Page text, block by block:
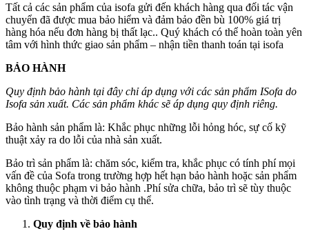
Tất cả các sản phẩm của isofa gửi đến khách hàng qua đối tác vận
chuyển đã được mua bảo hiểm và đảm bảo đền bù 100% giá trị
hàng hóa nếu đơn hàng bị thất lạc.. Quý khách có thể hoàn toàn yên
tâm với hình thức giao sản phẩm – nhận tiền thanh toán tại isofa
BẢO HÀNH
Quy định bảo hành tại đây chỉ áp dụng với các sản phẩm ISofa do
Isofa sản xuất. Các sản phẩm khác sẽ áp dụng quy định riêng.
Bảo hành sản phẩm là: Khắc phục những lỗi hỏng hóc, sự cố kỹ
thuật xảy ra do lỗi của nhà sản xuất.
Bảo trì sản phẩm là: chăm sóc, kiểm tra, khắc phục có tính phí mọi
vấn đề của Sofa trong trường hợp hết hạn bảo hành hoặc sản phẩm
không thuộc phạm vi bảo hành .Phí sửa chữa, bảo trì sẽ tùy thuộc
vào tình trạng và thời điểm cụ thể.
Quy định về bảo hành